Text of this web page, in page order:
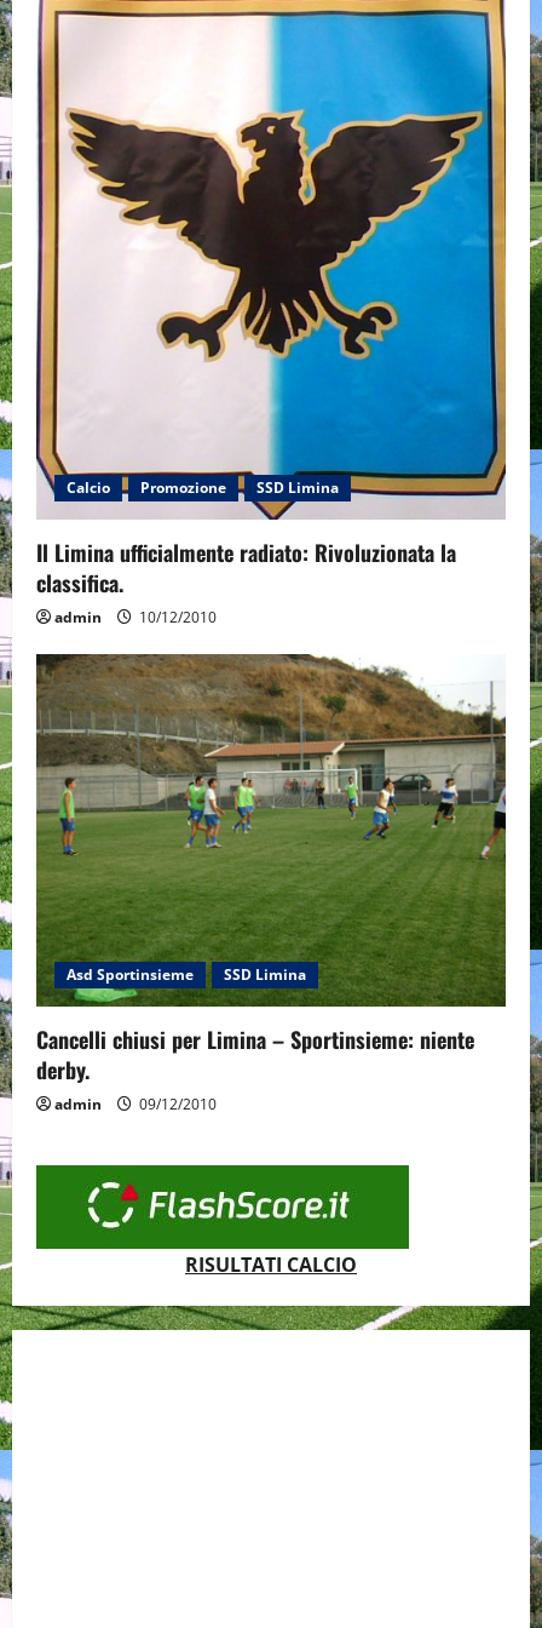
Calcio Promozione SSD Limina
Il Limina ufficialmente radiato: Rivoluzionata la
classifica.
admin 10/12/2010
Asd Sportinsieme SSD Limina
Cancelli chiusi per Limina – Sportinsieme: niente
derby.
admin 09/12/2010
RISULTATI CALCIO